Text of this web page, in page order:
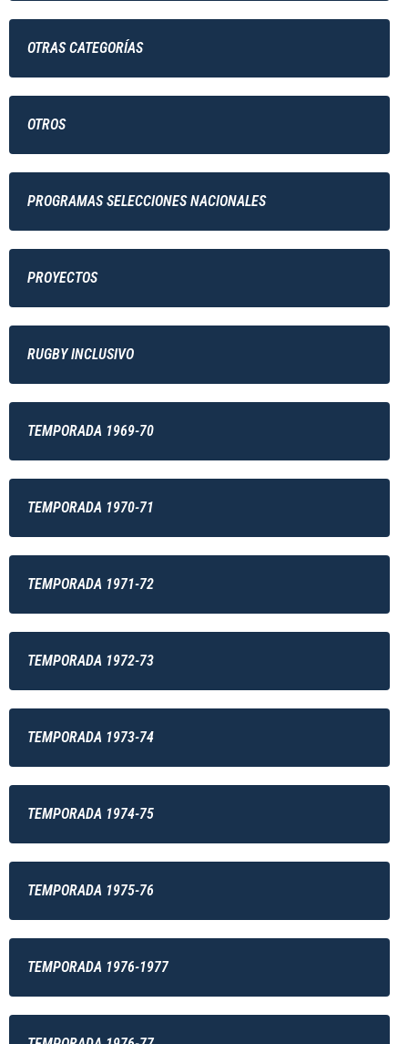
OTRAS CATEGORÍAS
OTROS
PROGRAMAS SELECCIONES NACIONALES
PROYECTOS
RUGBY INCLUSIVO
TEMPORADA 1969-70
TEMPORADA 1970-71
TEMPORADA 1971-72
TEMPORADA 1972-73
TEMPORADA 1973-74
TEMPORADA 1974-75
TEMPORADA 1975-76
TEMPORADA 1976-1977